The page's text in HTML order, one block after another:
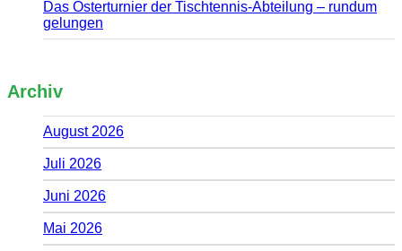
Das Osterturnier der Tischtennis-Abteilung – rundum
gelungen
Archiv
August 2026
Juli 2026
Juni 2026
Mai 2026